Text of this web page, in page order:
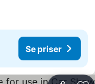
Se priser